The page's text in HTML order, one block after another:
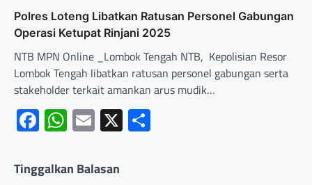
Polres Loteng Libatkan Ratusan Personel Gabungan
Operasi Ketupat Rinjani 2025
NTB MPN Online _Lombok Tengah NTB, Kepolisian Resor
Lombok Tengah libatkan ratusan personel gabungan serta
stakeholder terkait amankan arus mudik…
Facebook
WhatsApp
Email
X
Tinggalkan Balasan